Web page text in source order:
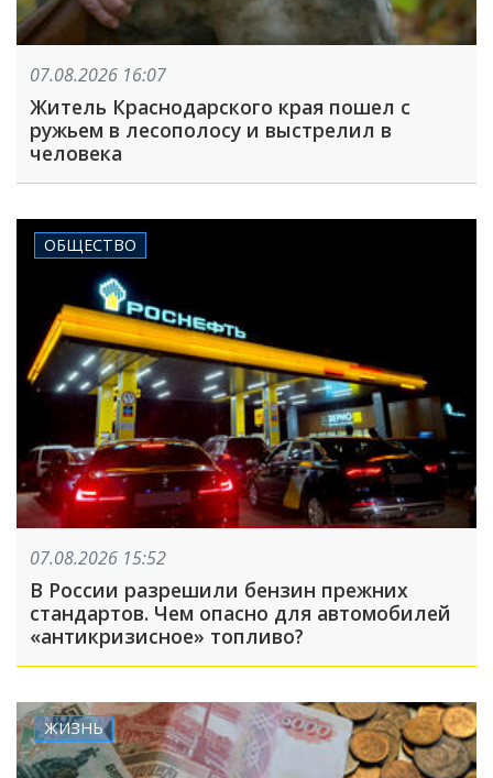
07.08.2026 16:07
Житель Краснодарского края пошел с
ружьем в лесополосу и выстрелил в
человека
ОБЩЕСТВО
07.08.2026 15:52
В России разрешили бензин прежних
стандартов. Чем опасно для автомобилей
«антикризисное» топливо?
ЖИЗНЬ